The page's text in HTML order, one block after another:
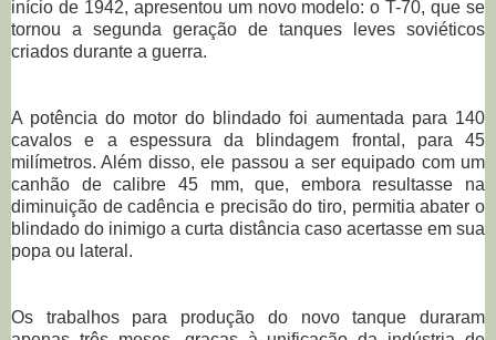
início de 1942, apresentou um novo modelo: o T-70, que se
tornou a segunda geração de tanques leves soviéticos
criados durante a guerra.
A potência do motor do blindado foi aumentada para 140
cavalos e a espessura da blindagem frontal, para 45
milímetros. Além disso, ele passou a ser equipado com um
canhão de calibre 45 mm, que, embora resultasse na
diminuição de cadência e precisão do tiro, permitia abater o
blindado do inimigo a curta distância caso acertasse em sua
popa ou lateral.
Os trabalhos para produção do novo tanque duraram